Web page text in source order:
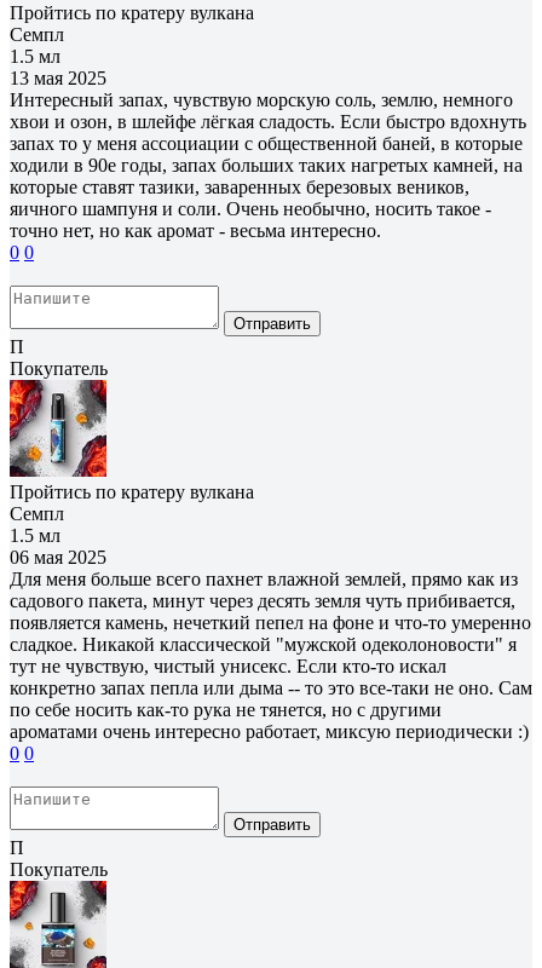
Пройтись по кратеру вулкана
Семпл
1.5 мл
13 мая 2025
Интересный запах, чувствую морскую соль, землю, немного
хвои и озон, в шлейфе лёгкая сладость. Если быстро вдохнуть
запах то у меня ассоциации с общественной баней, в которые
ходили в 90е годы, запах больших таких нагретых камней, на
которые ставят тазики, заваренных березовых веников,
яичного шампуня и соли. Очень необычно, носить такое -
точно нет, но как аромат - весьма интересно.
0 0
Отправить
П
Покупатель
Пройтись по кратеру вулкана
Семпл
1.5 мл
06 мая 2025
Для меня больше всего пахнет влажной землей, прямо как из
садового пакета, минут через десять земля чуть прибивается,
появляется камень, нечеткий пепел на фоне и что-то умеренно
сладкое. Никакой классической "мужской одеколоновости" я
тут не чувствую, чистый унисекс. Если кто-то искал
конкретно запах пепла или дыма -- то это все-таки не оно. Сам
по себе носить как-то рука не тянется, но с другими
ароматами очень интересно работает, миксую периодически :)
0 0
Отправить
П
Покупатель